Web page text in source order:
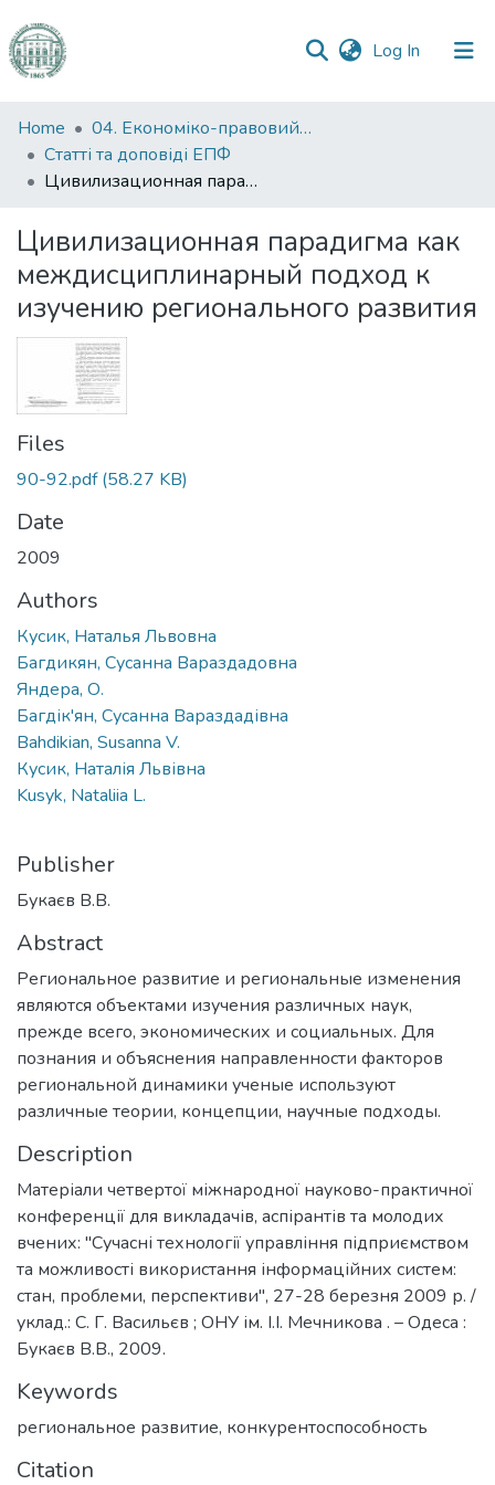
Log In (current)
Communities
&
Collections
Statistics
Home
04. Економіко-правовий факультет
Статті та доповіді ЕПФ
Цивилизационная парадигма как междисциплинарный подход к изучению регионального развития
Цивилизационная парадигма как
междисциплинарный подход к
изучению регионального развития
Files
90-92.pdf(58.27 KB)
Date
2009
Authors
Кусик, Наталья Львовна
Багдикян, Сусанна Вараздадовна
Яндера, О.
Багдік'ян, Сусанна Вараздадівна
Bahdikian, Susanna V.
Кусик, Наталія Львівна
Kusyk, Nataliia L.
Publisher
Букаєв В.В.
Abstract
Региональное развитие и региональные изменения
являются объектами изучения различных наук,
прежде всего, экономических и социальных. Для
познания и объяснения направленности факторов
региональной динамики ученые используют
различные теории, концепции, научные подходы.
Description
Матеріали четвертої міжнародної науково-практичної
конференції для викладачів, аспірантів та молодих
вчених: "Сучасні технології управління підприємством
та можливості використання інформаційних систем:
стан, проблеми, перспективи", 27-28 березня 2009 р. /
уклад.: С. Г. Васильєв ; ОНУ ім. І.І. Мечникова . – Одеса :
Букаєв В.В., 2009.
Keywords
региональное развитие, конкурентоспособность
Citation